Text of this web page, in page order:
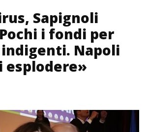
Sapignoli
i fondi per
Napoli
esplodere»